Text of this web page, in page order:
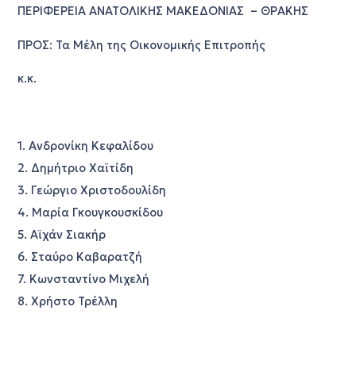
ΠΕΡΙΦΕΡΕΙΑ ΑΝΑΤΟΛΙΚΗΣ ΜΑΚΕΔΟΝΙΑΣ – ΘΡΑΚΗΣ
ΠΡΟΣ: Τα Μέλη της Οικονομικής Επιτροπής
κ.κ.
1. Ανδρονίκη Κεφαλίδου
2. Δημήτριο Χαϊτίδη
3. Γεώργιο Χριστοδουλίδη
4. Μαρία Γκουγκουσκίδου
5. Αϊχάν Σιακήρ
6. Σταύρο Καβαρατζή
7. Κωνσταντίνο Μιχελή
8. Χρήστο Τρέλλη